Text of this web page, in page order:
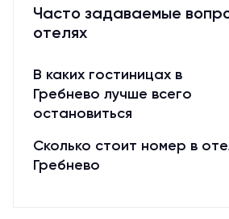
Часто задаваемые
отелях
В каких гостиницах в
Гребнево лучше всего
остановиться
Сколько стоит номер в
Гребнево